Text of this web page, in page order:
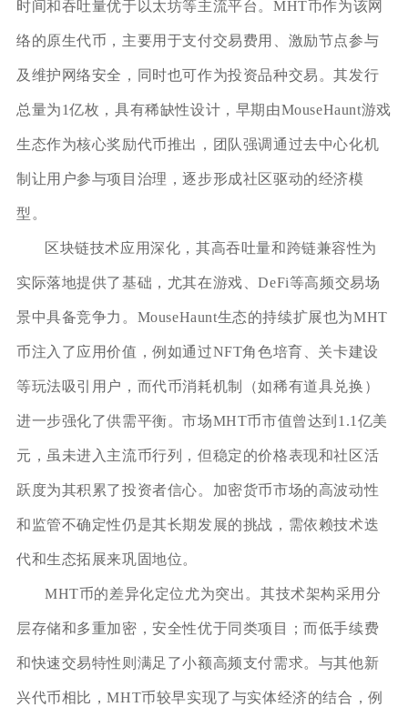
时间和吞吐量优于以太坊等主流平台。MHT币作为该网
络的原生代币，主要用于支付交易费用、激励节点参与
及维护网络安全，同时也可作为投资品种交易。其发行
总量为1亿枚，具有稀缺性设计，早期由MouseHaunt游戏
生态作为核心奖励代币推出，团队强调通过去中心化机
制让用户参与项目治理，逐步形成社区驱动的经济模
型。
区块链技术应用深化，其高吞吐量和跨链兼容性为
实际落地提供了基础，尤其在游戏、DeFi等高频交易场
景中具备竞争力。MouseHaunt生态的持续扩展也为MHT
币注入了应用价值，例如通过NFT角色培育、关卡建设
等玩法吸引用户，而代币消耗机制（如稀有道具兑换）
进一步强化了供需平衡。市场MHT币市值曾达到1.1亿美
元，虽未进入主流币行列，但稳定的价格表现和社区活
跃度为其积累了投资者信心。加密货币市场的高波动性
和监管不确定性仍是其长期发展的挑战，需依赖技术迭
代和生态拓展来巩固地位。
MHT币的差异化定位尤为突出。其技术架构采用分
层存储和多重加密，安全性优于同类项目；而低手续费
和快速交易特性则满足了小额高频支付需求。与其他新
兴代币相比，MHT币较早实现了与实体经济的结合，例